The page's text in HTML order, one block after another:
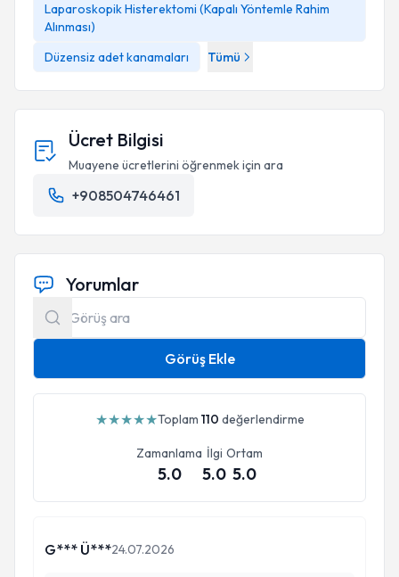
Laparoskopik Histerektomi (Kapalı Yöntemle Rahim
Alınması)
Düzensiz adet kanamaları
Tümü
Ücret Bilgisi
Muayene ücretlerini öğrenmek için ara
+908504746461
Yorumlar
Görüş Ekle
★★★★★Toplam 110 değerlendirme
Zamanlama
5.0
İlgi
5.0
Ortam
5.0
G*** Ü***24.07.2026